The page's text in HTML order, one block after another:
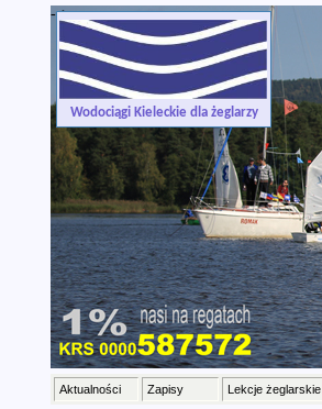
Wodociągi Kieleckie dla żeglarzy
-->
Aktualności Zapisy Lekcje żeglarskie